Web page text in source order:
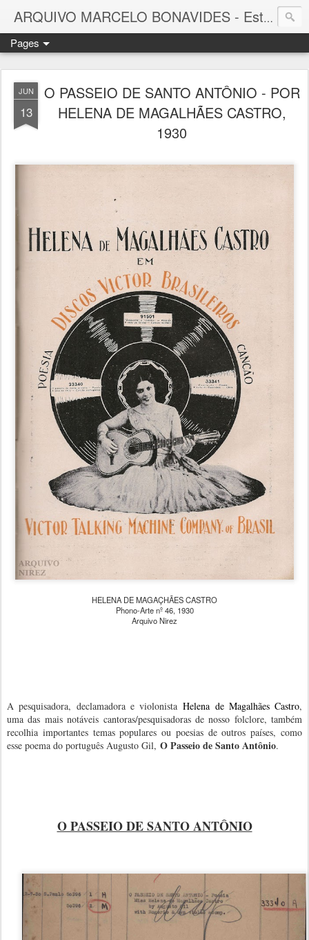
ARQUIVO MARCELO BONAVIDES - Estrelas que nunca se Apagam -
Pages
JUN
13
O PASSEIO DE SANTO ANTÔNIO - POR
HELENA DE MAGALHÃES CASTRO,
1930
HELENA DE MAGAÇHÃES CASTRO
Phono-Arte nº 46, 1930
Arquivo Nirez
A pesquisadora, declamadora e violonistaHelena de Magalhães Castro,
uma das mais notáveis cantoras/pesquisadoras de nosso folclore, também
recolhia importantes temas populares ou poesias de outros países, como
esse poema do português Augusto Gil, O Passeio de Santo Antônio.
O PASSEIO DE SANTO ANTÔNIO